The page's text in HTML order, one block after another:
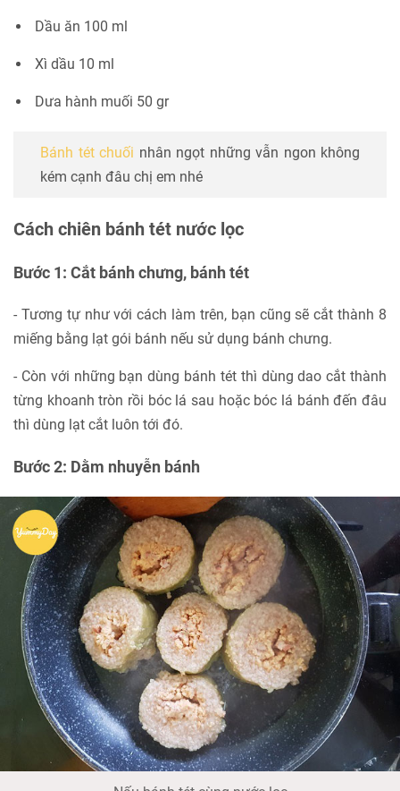
Dầu ăn 100 ml
Xì dầu 10 ml
Dưa hành muối 50 gr
Bánh tét chuối nhân ngọt những vẫn ngon không
kém cạnh đâu chị em nhé
Cách chiên bánh tét nước lọc
Bước 1: Cắt bánh chưng, bánh tét
- Tương tự như với cách làm trên, bạn cũng sẽ cắt thành 8
miếng bằng lạt gói bánh nếu sử dụng bánh chưng.
- Còn với những bạn dùng bánh tét thì dùng dao cắt thành
từng khoanh tròn rồi bóc lá sau hoặc bóc lá bánh đến đâu
thì dùng lạt cắt luôn tới đó.
Bước 2: Dằm nhuyễn bánh